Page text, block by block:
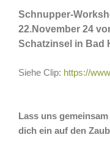
Schnupper-
22.November 24
Schatzinsel in Bad
Siehe Clip: https://
Lass uns
dich ein auf den